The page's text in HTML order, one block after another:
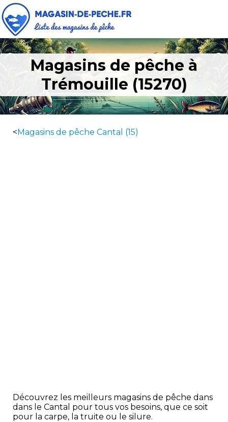
Magasins de pêche à
Trémouille (15270)
<Magasins de pêche Cantal (15)
Découvrez les meilleurs magasins de pêche dans
dans le Cantal pour tous vos besoins, que ce soit
pour la carpe, la truite ou le silure.